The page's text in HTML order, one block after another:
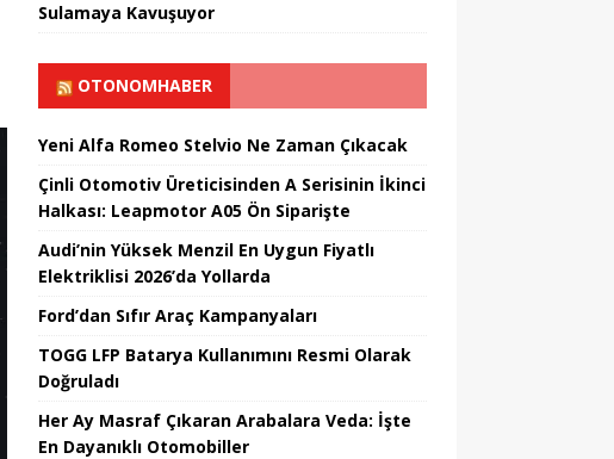
Sulamaya Kavuşuyor
OTONOMHABER
Yeni Alfa Romeo Stelvio Ne Zaman Çıkacak
Çinli Otomotiv Üreticisinden A Serisinin İkinci
Halkası: Leapmotor A05 Ön Siparişte
Audi’nin Yüksek Menzil En Uygun Fiyatlı
Elektriklisi 2026’da Yollarda
Ford’dan Sıfır Araç Kampanyaları
TOGG LFP Batarya Kullanımını Resmi Olarak
Doğruladı
Her Ay Masraf Çıkaran Arabalara Veda: İşte
En Dayanıklı Otomobiller